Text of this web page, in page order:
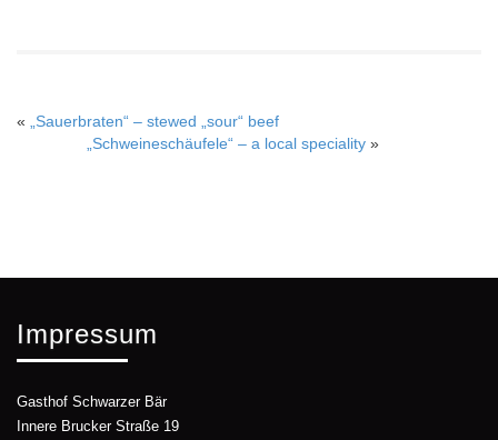
«
„Sauerbraten“ – stewed „sour“ beef
„Schweineschäufele“ – a local speciality»
Impressum
Gasthof Schwarzer Bär
Innere Brucker Straße 19